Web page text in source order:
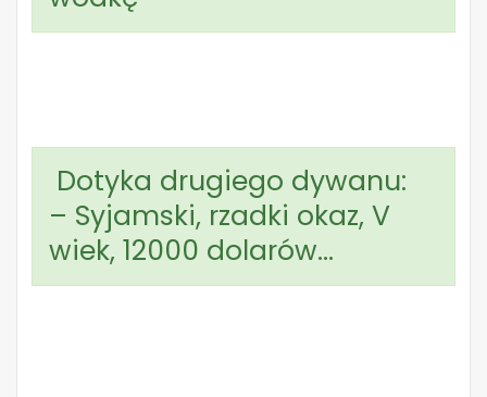
Dotyka drugiego dywanu:
– Syjamski, rzadki okaz, V
wiek, 12000 dolarów…